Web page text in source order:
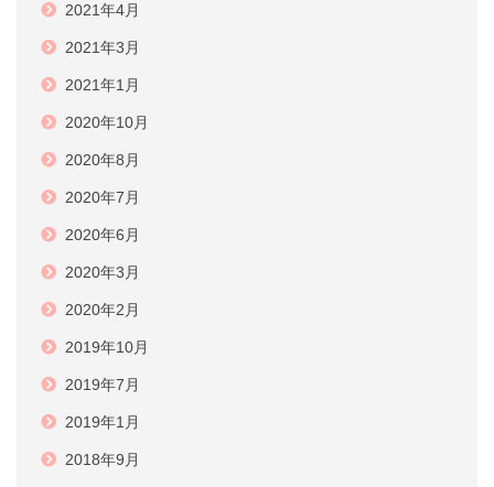
2021年4月
2021年3月
2021年1月
2020年10月
2020年8月
2020年7月
2020年6月
2020年3月
2020年2月
2019年10月
2019年7月
2019年1月
2018年9月